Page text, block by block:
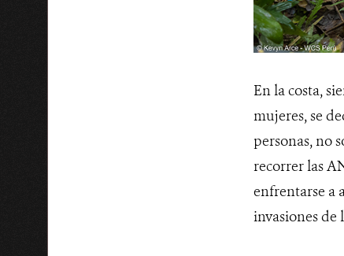
En la costa,
mujeres, se
personas, no
recorrer las
enfrentarse a
invasiones de